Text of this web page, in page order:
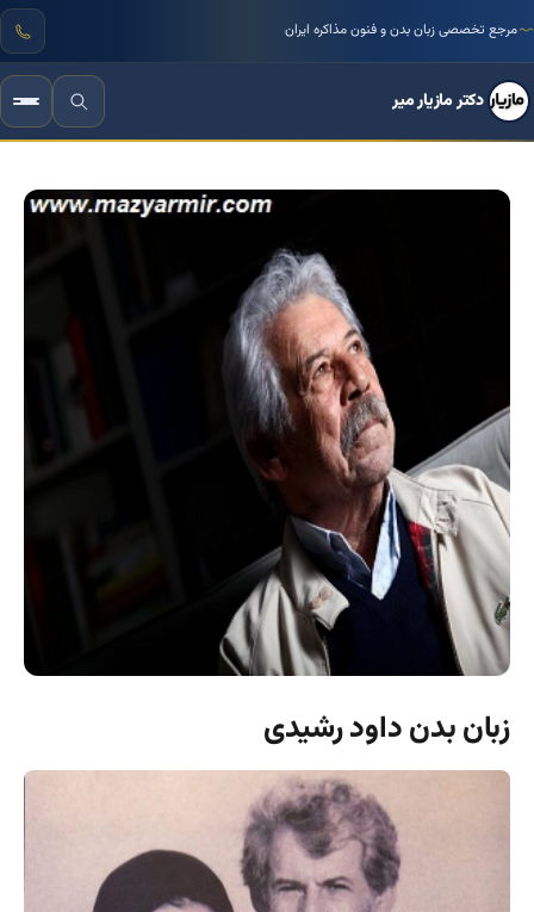
مرجع تخصصی زبان بدن و فنون مذاکره ایران
دکتر مازیار میر
زبان بدن داود رشیدی